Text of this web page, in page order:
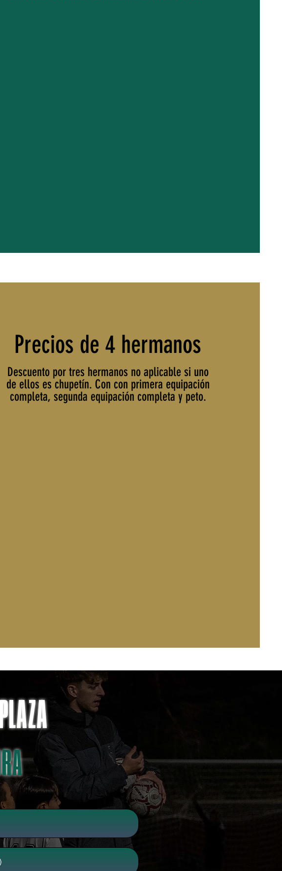
Precios de 4 hermanos
Descuento por tres hermanos no aplicable si uno
de ellos es chupetín. Con con primera equipación
completa, segunda equipación completa y peto.